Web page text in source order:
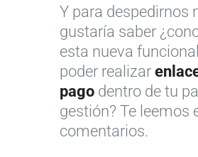
Y para despedirnos
gustaría saber
esta nueva
poder realizar
pago dentro de tu
gestión? Te leemos
comentarios.
o
s
p
a
s
o
s
r
v
a
s
o
n
n
s
e
g
u
i
l
t
i
p
l
i